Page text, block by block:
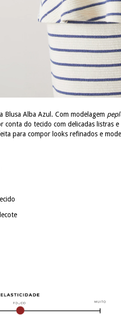
Blusa Alba Azul. Com modelagem
conta do tecido com delicadas listras e
para compor looks refinados e